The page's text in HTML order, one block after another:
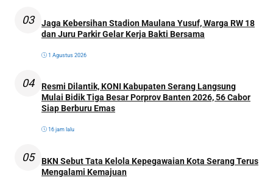
03
Jaga Kebersihan Stadion Maulana Yusuf, Warga RW 18
dan Juru Parkir Gelar Kerja Bakti Bersama
1 Agustus 2026
04
Resmi Dilantik, KONI Kabupaten Serang Langsung
Mulai Bidik Tiga Besar Porprov Banten 2026, 56 Cabor
Siap Berburu Emas
16 jam lalu
05
BKN Sebut Tata Kelola Kepegawaian Kota Serang Terus
Mengalami Kemajuan